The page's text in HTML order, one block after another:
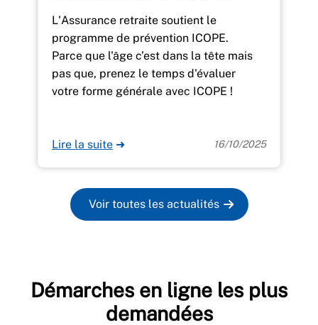
L'Assurance retraite soutient le
programme de prévention ICOPE.
Parce que l'âge c’est dans la tête mais
pas que, prenez le temps d'évaluer
votre forme générale avec ICOPE !
Lire la suite ➜ 16/10/2025
Voir toutes les actualités
Démarches en ligne les plus
demandées